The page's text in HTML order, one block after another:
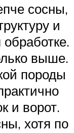
сосны,
и
выше.
породы
и ворот.
хотя по